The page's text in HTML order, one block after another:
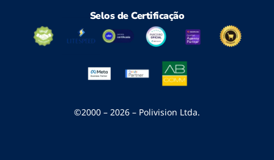
Selos de Certificação
©2000 – 2026 – Polivision Ltda.